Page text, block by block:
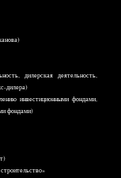
дилерская деятельность,
дилера)
инвестиционными фондами,
фондами)